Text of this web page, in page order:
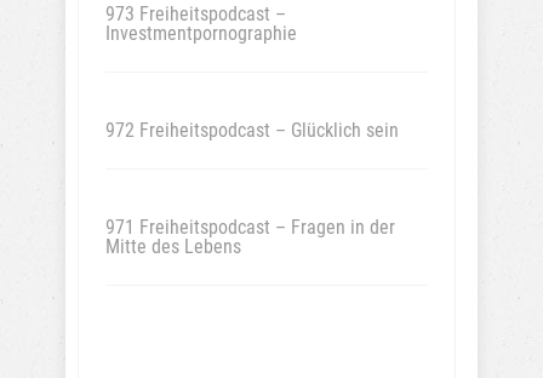
973 Freiheitspodcast –
Investmentpornographie
972 Freiheitspodcast – Glücklich sein
971 Freiheitspodcast – Fragen in der
Mitte des Lebens